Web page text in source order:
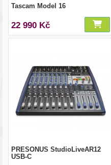
Tascam Model 16
22 990 Kč
PRESONUS StudioLiveAR12
USB-C